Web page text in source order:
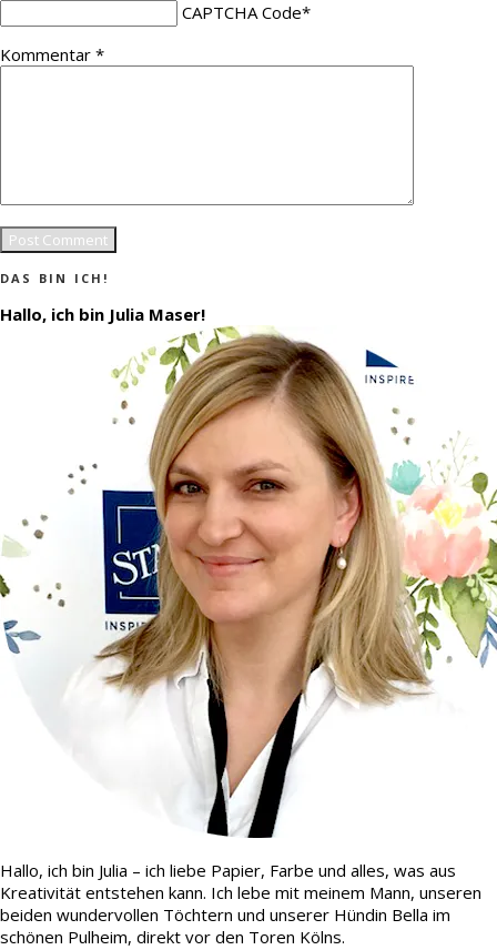
CAPTCHA Code*
Kommentar *
DAS BIN ICH!
Hallo, ich bin Julia Maser!
Hallo, ich bin Julia – ich liebe Papier, Farbe und alles, was aus
Kreativität entstehen kann. Ich lebe mit meinem Mann, unseren
beiden wundervollen Töchtern und unserer Hündin Bella im
schönen Pulheim, direkt vor den Toren Kölns.